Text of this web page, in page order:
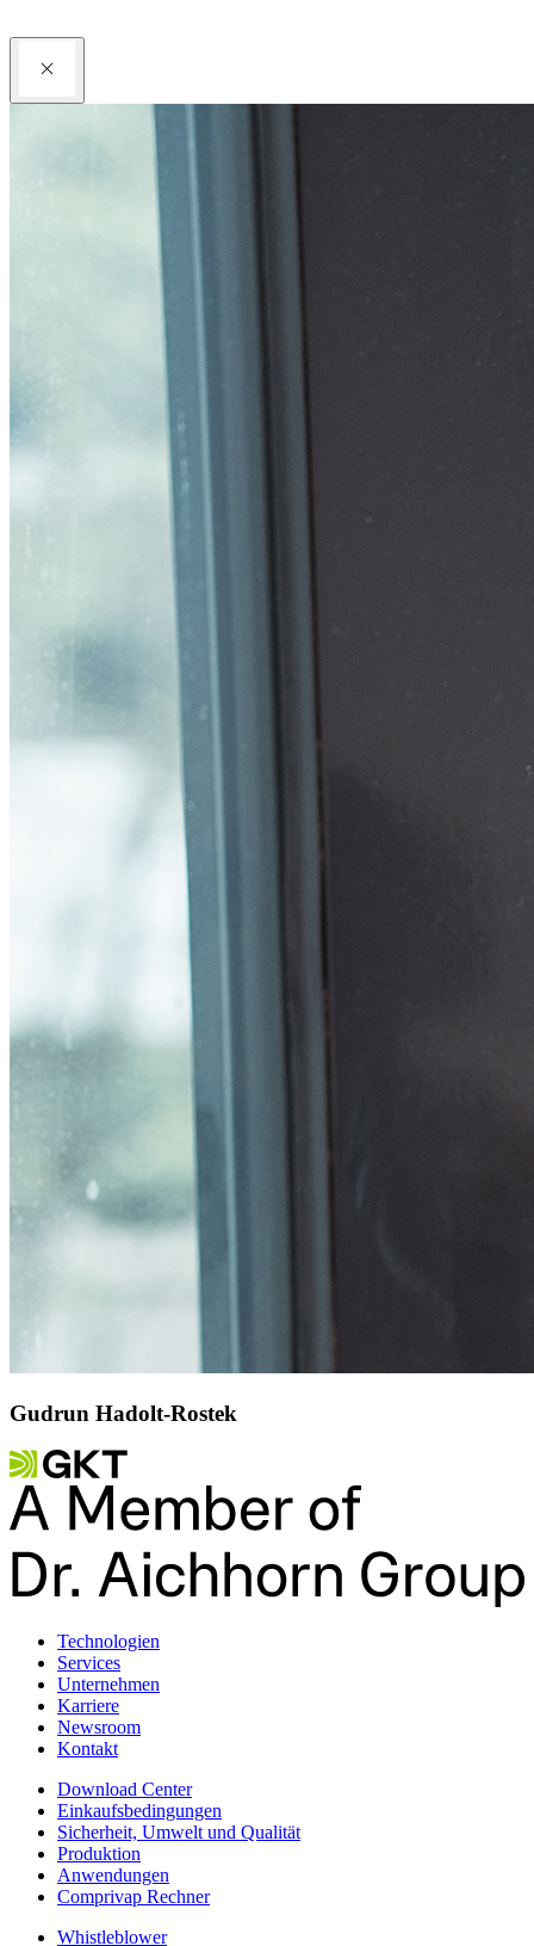
Kontaktieren Sie uns
Partner werden
Gudrun Hadolt-Rostek
Technologien
Services
Unternehmen
Karriere
Newsroom
Kontakt
Download Center
Einkaufsbedingungen
Sicherheit, Umwelt und Qualität
Produktion
Anwendungen
Comprivap Rechner
Whistleblower